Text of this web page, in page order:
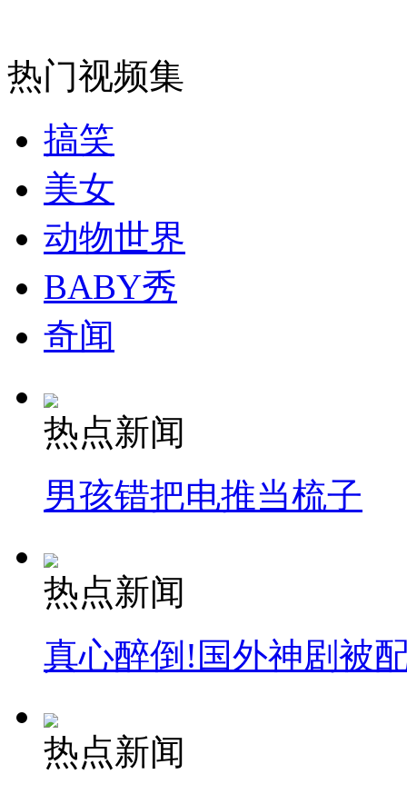
走！跟着总书记去植树
消防员救轻生者
纽约上演“枕头大战”
司机酒驾遇交警 急速倒车逃窜
热门视频集
搞笑
美女
动物世界
BABY秀
奇闻
热点新闻
男孩错把电推当梳子
热点新闻
真心醉倒!国外神剧被
热点新闻